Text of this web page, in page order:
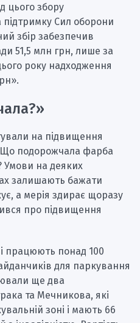
цього збору
Сил оборони
збір забезпечив
51,5 млн грн, лише за
року надходження
на підвищення
подорожчала фарба
Умови на деяких
залишають бажати
а мерія здирає щоразу
про підвищення
працюють понад 100
для паркування
ще два
та Мечникова, які
зоні і мають 66